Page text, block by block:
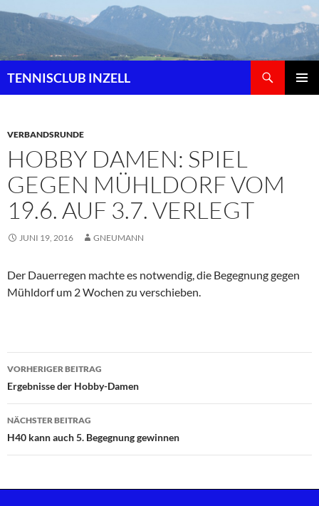
Zum
Inhalt
TENNISCLUB INZELL
VERBANDSRUNDE
HOBBY DAMEN: SPIEL
GEGEN MÜHLDORF VOM
19.6. AUF 3.7. VERLEGT
JUNI 19, 2016 GNEUMANN
Der Dauerregen machte es notwendig, die Begegnung gegen
Mühldorf um 2 Wochen zu verschieben.
Beitragsnavigation
VORHERIGER BEITRAG
Ergebnisse der Hobby-Damen
NÄCHSTER BEITRAG
H40 kann auch 5. Begegnung gewinnen